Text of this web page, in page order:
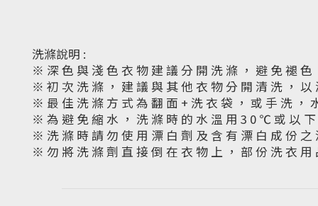
洗滌說明 :
※ 深 色 與 淺 色 衣 物 建 議 分 開 洗 滌 ， 避 免 褪 色
※ 初 次 洗 滌 ， 建 議 與 其 他 衣 物 分 開 清 洗 ， 以
※ 最 佳 洗 滌 方 式 為 翻 面 + 洗 衣 袋 ， 或 手 洗 ，
※ 為 避 免 縮 水 ， 洗 滌 時 的 水 溫 用 3 0 ℃ 或 以
※ 洗 滌 時 請 勿 使 用 漂 白 劑 及 含 有 漂 白 成 份
※ 勿 將 洗 滌 劑 直 接 倒 在 衣 物 上 ， 部 份 洗 衣